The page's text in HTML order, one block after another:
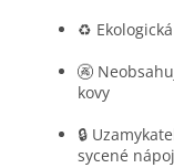
♻️
🚱
kovy
🔒
sycené